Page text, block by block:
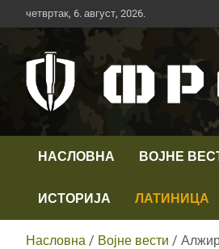
Скип
то
четвртак, 6. август, 2026.
НАСЛОВНА ВОЈНЕ
ИСТОРИЈА ЛАТИНИЦА
Насловна Војне вести Алжир